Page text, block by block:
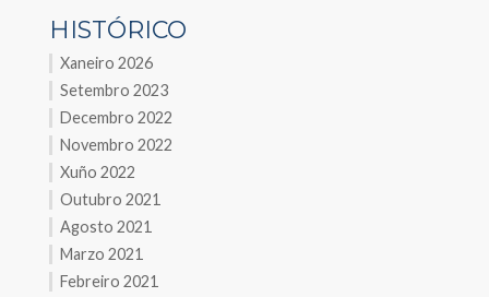
HISTÓRICO
Xaneiro 2026
Setembro 2023
Decembro 2022
Novembro 2022
Xuño 2022
Outubro 2021
Agosto 2021
Marzo 2021
Febreiro 2021